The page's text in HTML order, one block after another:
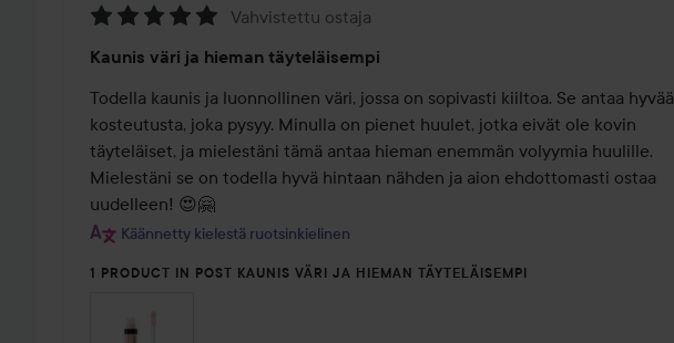
5
/
5
Vahvistettu ostaja
Kaunis väri ja hieman täyteläisempi
Todella kaunis ja luonnollinen väri, jossa on sopivasti kiiltoa. Se antaa hyvää
kosteutusta, joka pysyy. Minulla on pienet huulet, jotka eivät ole kovin
täyteläiset, ja mielestäni tämä antaa hieman enemmän volyymia huulille.
Mielestäni se on todella hyvä hintaan nähden ja aion ehdottomasti ostaa
uudelleen! 😍🤗
Käännetty kielestä ruotsinkielinen
1 PRODUCT IN POST KAUNIS VÄRI JA HIEMAN TÄYTELÄISEMPI